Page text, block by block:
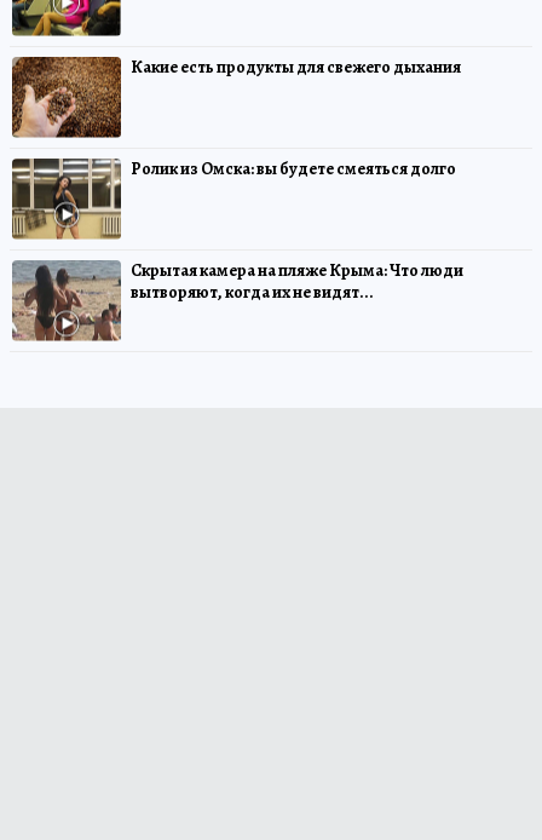
Какие есть продукты для свежего дыхания
Ролик из Омска: вы будете смеяться долго
Скрытая камера на пляже Крыма: Что люди
вытворяют, когда их не видят...